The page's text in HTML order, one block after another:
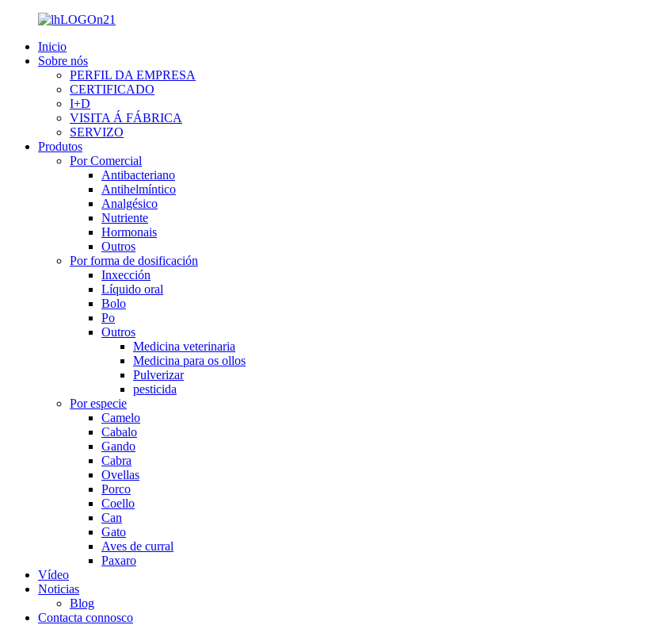
Inicio
Sobre nós
PERFIL DA EMPRESA
CERTIFICADO
I+D
VISITA Á FÁBRICA
SERVIZO
Produtos
Por Comercial
Antibacteriano
Antihelmíntico
Analgésico
Nutriente
Hormonais
Outros
Por forma de dosificación
Inxección
Líquido oral
Bolo
Po
Outros
Medicina veterinaria
Medicina para os ollos
Pulverizar
pesticida
Por especie
Camelo
Cabalo
Gando
Cabra
Ovellas
Porco
Coello
Can
Gato
Aves de curral
Paxaro
Vídeo
Noticias
Blog
Contacta connosco